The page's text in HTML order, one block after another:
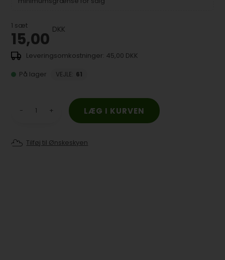
1 sæt
15,00 DKK
45,00 DKK
På lager
VEJLE: 61
- +
Tilføj til Ønskeskyen